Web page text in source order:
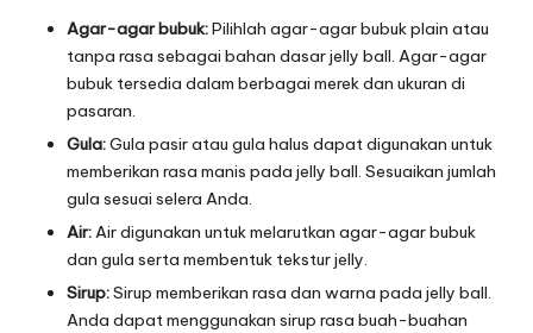
Agar-agar bubuk:Pilihlah agar-agar bubuk plain atau
tanpa rasa sebagai bahan dasar jelly ball. Agar-agar
bubuk tersedia dalam berbagai merek dan ukuran di
pasaran.
Gula:Gula pasir atau gula halus dapat digunakan untuk
memberikan rasa manis pada jelly ball. Sesuaikan jumlah
gula sesuai selera Anda.
Air:Air digunakan untuk melarutkan agar-agar bubuk
dan gula serta membentuk tekstur jelly.
Sirup:Sirup memberikan rasa dan warna pada jelly ball.
Anda dapat menggunakan sirup rasa buah-buahan